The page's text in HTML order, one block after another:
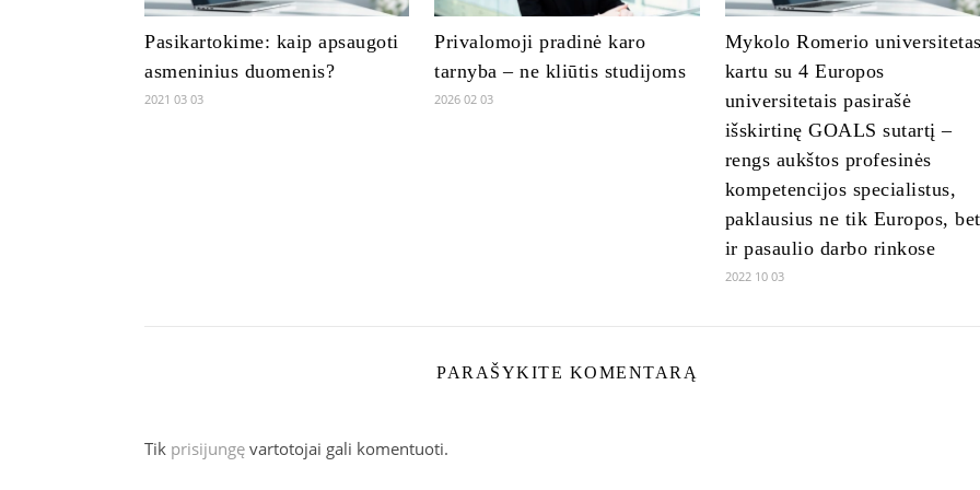
Pasikartokime: kaip apsaugoti
asmeninius duomenis?
2021 03 03
Privalomoji pradinė karo
tarnyba – ne kliūtis studijoms
2026 02 03
Mykolo Romerio
kartu su 4 Europos
universitetais pasirašė
išskirtinę GOALS sutartį –
rengs aukštos profesinės
kompetencijos specialistus,
paklausius ne tik Europos, bet
ir pasaulio darbo rinkose
2022 10 03
PARAŠYKITE KOMENTARĄ
Tik prisijungę vartotojai gali komentuoti.